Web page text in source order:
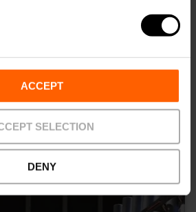
ACCEPT
SELECTION
DENY
de la exposición inmersiva
Titanic»